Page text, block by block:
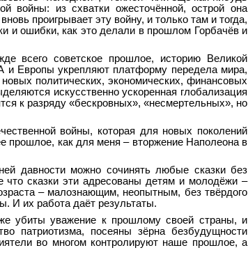
войны: из схватки ожесточённой, острой она
проигрывает эту войну, и только там и тогда,
и ошибки, как это делали в прошлом Горбачёв и
всего советское прошлое, историю Великой
и Европы укрепляют платформу передела мира,
политических, экономических, финансовых
искусственно ускоренная глобализация
к разряду «бескровных», «несмертельных», но
войны, которая для новых поколений
прошлое, как для меня – вторжение Наполеона в
давности можно сочинять любые сказки без
сказки эти адресованы детям и молодёжи –
– малознающим, неопытным, без твёрдого
И их работа даёт результаты.
убиты уважение к прошлому своей страны, и
патриотизма, посеяны зёрна безбудущности
во многом контролируют наше прошлое, а